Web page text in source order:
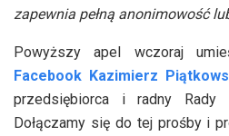
zapewnia pełną anonimowość
Powyższy apel wczoraj
Facebook Kazimierz
przedsiębiorca i radny Rady
Dołączamy się do tej prośby i